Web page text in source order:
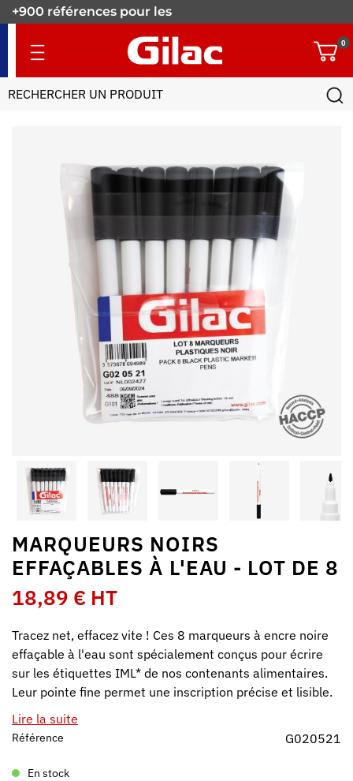
MARQUEURS NOIRS
EFFAÇABLES À L'EAU - LOT DE 8
18,89 € HT
Tracez net, effacez vite ! Ces 8 marqueurs à encre noire
effaçable à l'eau sont spécialement conçus pour écrire
sur les étiquettes IML* de nos contenants alimentaires.
Leur pointe fine permet une inscription précise et lisible.
Lire la suite
Référence G020521
En stock
+900 références pour les
0